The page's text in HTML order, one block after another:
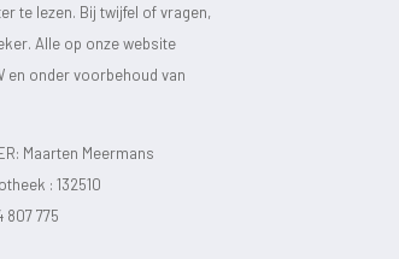
te lezen. Bij twijfel of vragen,
Alle op onze website
en onder voorbehoud van
Maarten Meermans
: 132510
807 775